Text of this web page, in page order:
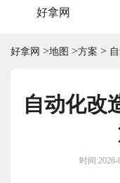
好拿网
好拿网 >地图 >方案 >
自动化改
时间